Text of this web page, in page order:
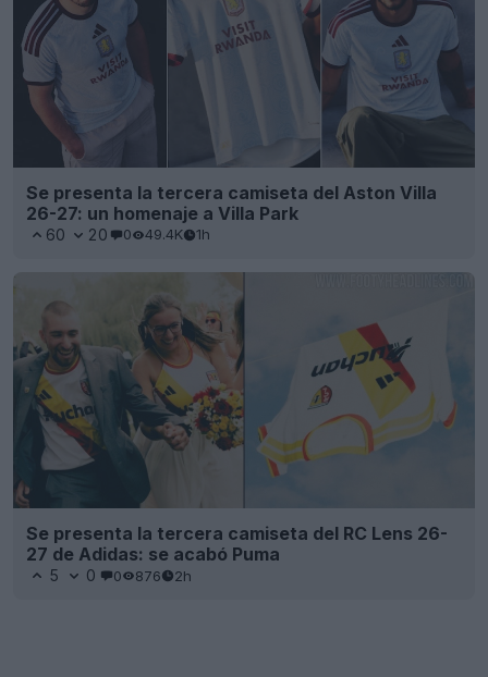
Se presenta la tercera camiseta del Aston Villa
26-27: un homenaje a Villa Park
60 20 0 49.4K 1h
Se presenta la tercera camiseta del RC Lens 26-
27 de Adidas: se acabó Puma
5 0 0 876 2h